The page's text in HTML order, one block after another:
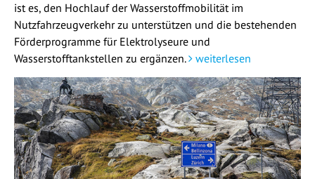
ist es, den Hochlauf der Wasserstoffmobilität im
Nutzfahrzeugverkehr zu unterstützen und die bestehenden
Förderprogramme für Elektrolyseure und
Wasserstofftankstellen zu ergänzen.
weiterlesen